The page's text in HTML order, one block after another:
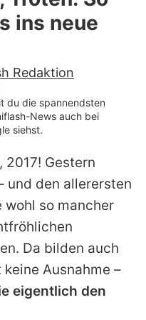
Promiflash
ins neue
Redaktion
du die spannendsten
News auch bei
siehst.
2017! Gestern
und den allerersten
wohl so mancher
Da bilden auch
Ausnahme –
eigentlich den